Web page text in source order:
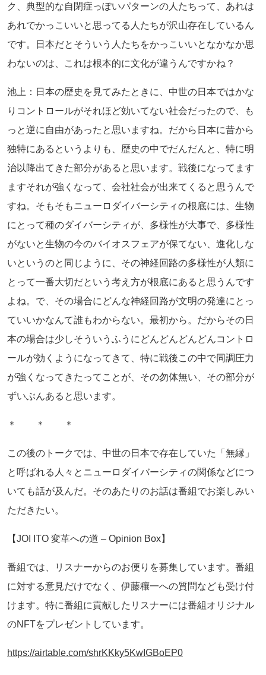
ク、典型的な自閉症っぽいパターンの人たちって、あれは
あれでかっこいいと思ってる人たちが沢山存在しているん
です。日本だとそういう人たちをかっこいいとなかなか思
わないのは、これは根本的に文化が違うんですかね？
池上：日本の歴史を見てみたときに、中世の日本ではかな
りコントロールがそれほど効いてない社会だったので、も
っと逆に自由があったと思いますね。だから日本に昔から
独特にあるというよりも、歴史の中でだんだんと、特に明
治以降出てきた部分があると思います。戦後になってます
ますそれが強くなって、会社社会が出来てくると思うんで
すね。そもそもニューロダイバーシティの根底には、生物
にとって種のダイバーシティが、多様性が大事で、多様性
がないと生物の今のバイオスフェアが保てない、進化しな
いというのと同じように、その神経回路の多様性が人類に
とって一番大切だという考え方が根底にあると思うんです
よね。で、その場合にどんな神経回路が文明の発達にとっ
ていいかなんて誰もわからない。最初から。だからその日
本の場合は少しそういうふうにどんどんどんどんコントロ
ールが効くようになってきて、特に戦後この中で同調圧力
が強くなってきたってことが、その勿体無い、その部分が
ずいぶんあると思います。
＊ ＊ ＊
この後のトークでは、中世の日本で存在していた「無縁」
と呼ばれる人々とニューロダイバーシティの関係などにつ
いても話が及んだ。そのあたりのお話は番組でお楽しみい
ただきたい。
【JOI ITO 変革への道 – Opinion Box】
番組では、リスナーからのお便りを募集しています。番組
に対する意見だけでなく、伊藤穰一への質問なども受け付
けます。特に番組に貢献したリスナーには番組オリジナル
のNFTをプレゼントしています。
https://airtable.com/shrKKky5KwIGBoEP0